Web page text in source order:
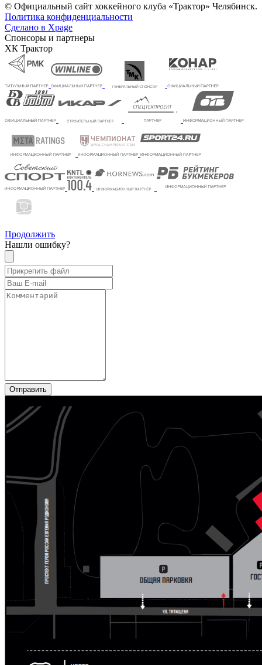
© Официальный сайт хоккейного клуба «Трактор» Челябинск.
Политика конфиденциальности
Сделано в Xpage
Спонсоры и партнеры
ХК Трактор
Продолжить
Нашли ошибку?